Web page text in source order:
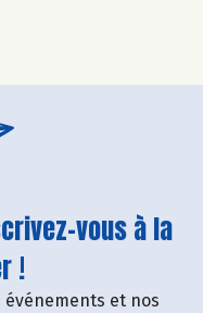
vous à la
!
et nos